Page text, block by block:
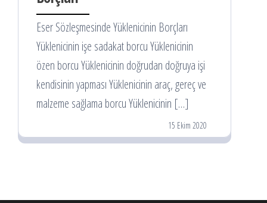
Eser Sözleşmesinde Yüklenicinin Borçları
Yüklenicinin işe sadakat borcu Yüklenicinin
özen borcu Yüklenicinin doğrudan doğruya işi
kendisinin yapması Yüklenicinin araç, gereç ve
malzeme sağlama borcu Yüklenicinin […]
15 Ekim 2020